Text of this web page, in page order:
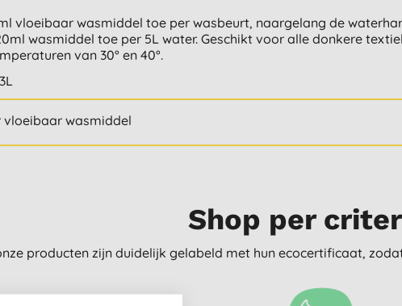
vloeibaar wasmiddel toe per wasbeurt, naargelang de
wasmiddel toe per 5L water. Geschikt voor alle donkere
van 30° en 40°.
vloeibaar wasmiddel
Shop per
producten zijn duidelijk gelabeld met hun ecocertificaat,